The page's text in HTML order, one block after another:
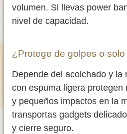
volumen. Si llevas power
nivel de capacidad.
¿Protege de golpes o
Depende del acolchado y la
con espuma ligera protegen
y pequeños impactos en la
transportas gadgets
y cierre seguro.